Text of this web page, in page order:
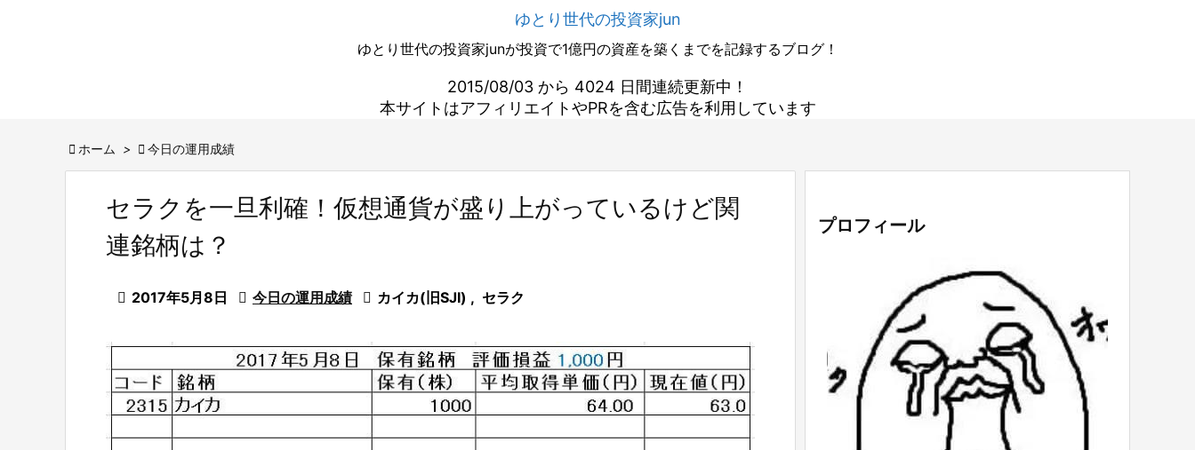
ゆとり世代の投資家jun
ゆとり世代の投資家junが投資で1億円の資産を築くまでを記録するブログ！
2015/08/03 から 4024 日間連続更新中！
本サイトはアフィリエイトやPRを含む広告を利用しています
 ホーム >  今日の運用成績
セラクを一旦利確！仮想通貨が盛り上がっているけど関
連銘柄は？
 2017年5月8日  今日の運用成績  カイカ(旧SJI) , セラク
プロフィール